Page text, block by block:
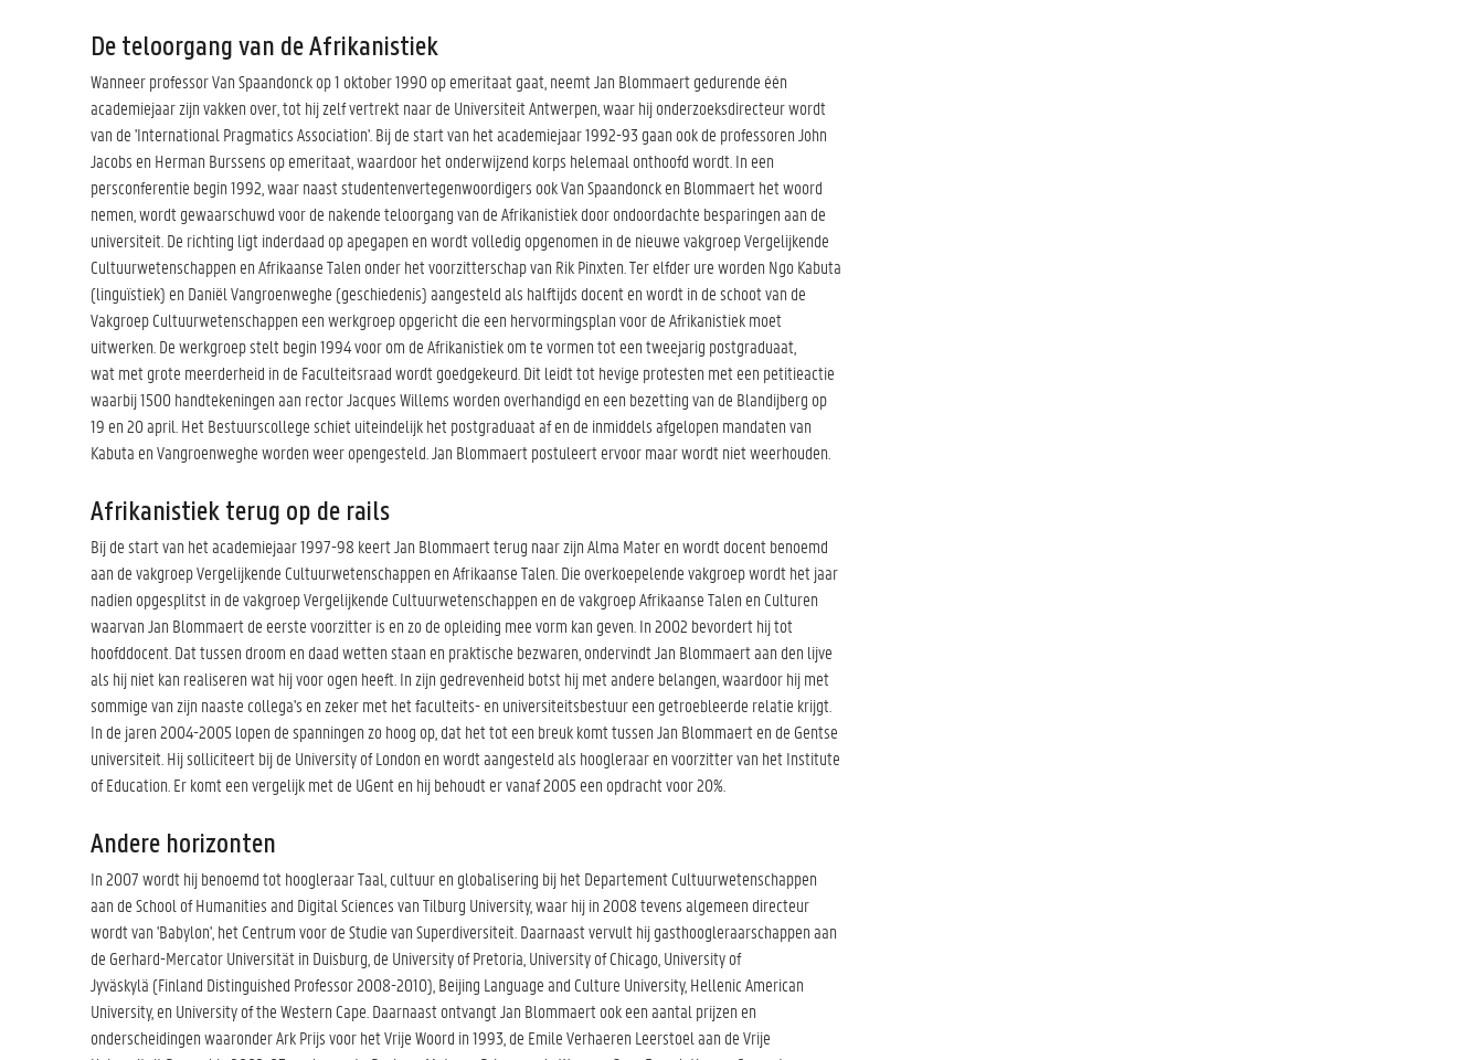
De teloorgang van de Afrikanistiek
Wanneer professor Van Spaandonck op 1 oktober 1990 op emeritaat gaat, neemt Jan Blommaert gedurende één
academiejaar zijn vakken over, tot hij zelf vertrekt naar de Universiteit Antwerpen, waar hij onderzoeksdirecteur wordt
van de 'International Pragmatics Association'. Bij de start van het academiejaar 1992-93 gaan ook de professoren John
Jacobs en Herman Burssens op emeritaat, waardoor het onderwijzend korps helemaal onthoofd wordt. In een
persconferentie begin 1992, waar naast studentenvertegenwoordigers ook Van Spaandonck en Blommaert het woord
nemen, wordt gewaarschuwd voor de nakende teloorgang van de Afrikanistiek door ondoordachte besparingen aan de
universiteit. De richting ligt inderdaad op apegapen en wordt volledig opgenomen in de nieuwe vakgroep Vergelijkende
Cultuurwetenschappen en Afrikaanse Talen onder het voorzitterschap van Rik Pinxten. Ter elfder ure worden Ngo Kabuta
(linguïstiek) en Daniël Vangroenweghe (geschiedenis) aangesteld als halftijds docent en wordt in de schoot van de
Vakgroep Cultuurwetenschappen een werkgroep opgericht die een hervormingsplan voor de Afrikanistiek moet
uitwerken. De werkgroep stelt begin 1994 voor om de Afrikanistiek om te vormen tot een tweejarig postgraduaat,
wat met grote meerderheid in de Faculteitsraad wordt goedgekeurd. Dit leidt tot hevige protesten met een petitieactie
waarbij 1500 handtekeningen aan rector Jacques Willems worden overhandigd en een bezetting van de Blandijberg op
19 en 20 april. Het Bestuurscollege schiet uiteindelijk het postgraduaat af en de inmiddels afgelopen mandaten van
Kabuta en Vangroenweghe worden weer opengesteld. Jan Blommaert postuleert ervoor maar wordt niet weerhouden.
Afrikanistiek terug op de rails
Bij de start van het academiejaar 1997-98 keert Jan Blommaert terug naar zijn Alma Mater en wordt docent benoemd
aan de vakgroep Vergelijkende Cultuurwetenschappen en Afrikaanse Talen. Die overkoepelende vakgroep wordt het jaar
nadien opgesplitst in de vakgroep Vergelijkende Cultuurwetenschappen en de vakgroep Afrikaanse Talen en Culturen
waarvan Jan Blommaert de eerste voorzitter is en zo de opleiding mee vorm kan geven. In 2002 bevordert hij tot
hoofddocent. Dat tussen droom en daad wetten staan en praktische bezwaren, ondervindt Jan Blommaert aan den lijve
als hij niet kan realiseren wat hij voor ogen heeft. In zijn gedrevenheid botst hij met andere belangen, waardoor hij met
sommige van zijn naaste collega's en zeker met het faculteits- en universiteitsbestuur een getroebleerde relatie krijgt.
In de jaren 2004-2005 lopen de spanningen zo hoog op, dat het tot een breuk komt tussen Jan Blommaert en de Gentse
universiteit. Hij solliciteert bij de University of London en wordt aangesteld als hoogleraar en voorzitter van het Institute
of Education. Er komt een vergelijk met de UGent en hij behoudt er vanaf 2005 een opdracht voor 20%.
Andere horizonten
In 2007 wordt hij benoemd tot hoogleraar Taal, cultuur en globalisering bij het Departement Cultuurwetenschappen
aan de School of Humanities and Digital Sciences van Tilburg University, waar hij in 2008 tevens algemeen directeur
wordt van 'Babylon', het Centrum voor de Studie van Superdiversiteit. Daarnaast vervult hij gasthoogleraarschappen aan
de Gerhard-Mercator Universität in Duisburg, de University of Pretoria, University of Chicago, University of
Jyväskylä (Finland Distinguished Professor 2008-2010), Beijing Language and Culture University, Hellenic American
University, en University of the Western Cape. Daarnaast ontvangt Jan Blommaert ook een aantal prijzen en
onderscheidingen waaronder Ark Prijs voor het Vrije Woord in 1993, de Emile Verhaeren Leerstoel aan de Vrije